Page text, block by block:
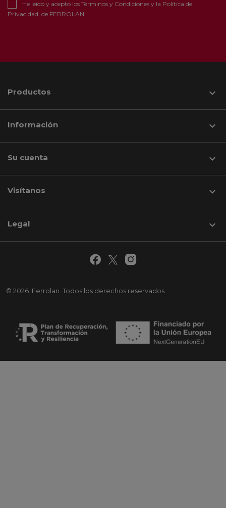
He leído y acepto los Términos y Condiciones y la Política de
Privacidad de FERROLAN
Productos 
Información 
Su cuenta 
Visítanos keyboard_arrow_down
© 2026. Ferrolan. Todos los derechos reservados.
Legal 